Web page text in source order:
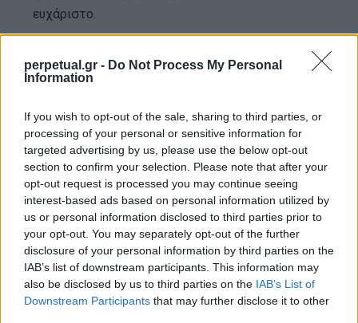
perpetual.gr - Do Not Process My Personal
Information
If you wish to opt-out of the sale, sharing to third parties, or
processing of your personal or sensitive information for
targeted advertising by us, please use the below opt-out
section to confirm your selection. Please note that after your
opt-out request is processed you may continue seeing
interest-based ads based on personal information utilized by
us or personal information disclosed to third parties prior to
your opt-out. You may separately opt-out of the further
disclosure of your personal information by third parties on the
IAB’s list of downstream participants. This information may
also be disclosed by us to third parties on the IAB’s List of
Downstream Participants that may further disclose it to other
ευχάριστο.
5. Καθορίστε τις ώρες εργασίας σας
και μείνετε πιστοί στο πρόγραμμα
Είναι υγιές, ειδικά μακροπρόθεσμα, να θέτετε
συγκεκριμένες ώρες που θα αφιερώνετε στην
εργασία σας, χωρίς να υπερβάλλεται αν δεν
χρειάζεται.
6. Συνδεθείτε ηλεκτρονικά με άλλους
ανθρώπους για να ανταλλάξετε ιδέες
Ένα από τα σπουδαία πράγματα του να δουλεύεις